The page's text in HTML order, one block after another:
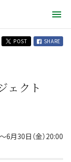
POST SHARE
ェクト
6月30日（金）20:00